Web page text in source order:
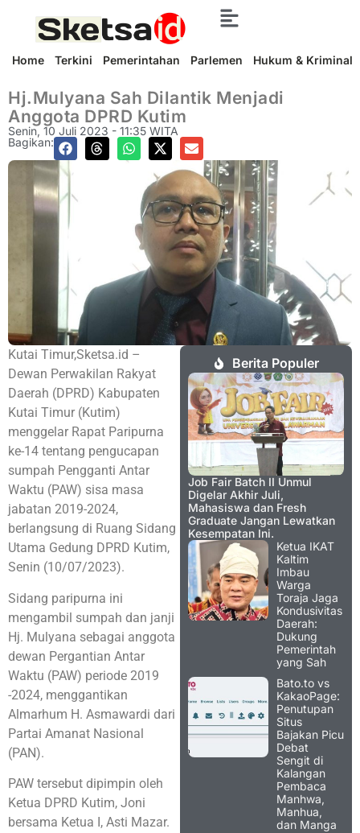
Home Terkini Pemerintahan Parlemen Hukum & Kriminal
Hj.Mulyana Sah Dilantik Menjadi
Anggota DPRD Kutim
Senin, 10 Juli 2023 - 11:35 WITA
Bagikan:
Kutai Timur,Sketsa.id –
Dewan Perwakilan Rakyat
Daerah (DPRD) Kabupaten
Kutai Timur (Kutim)
menggelar Rapat Paripurna
ke-14 tentang pengucapan
sumpah Pengganti Antar
Waktu (PAW) sisa masa
jabatan 2019-2024,
berlangsung di Ruang Sidang
Utama Gedung DPRD Kutim,
Senin (10/07/2023).
Sidang paripurna ini
mengambil sumpah dan janji
Hj. Mulyana sebagai anggota
dewan Pergantian Antar
Waktu (PAW) periode 2019
-2024, menggantikan
Almarhum H. Asmawardi dari
Partai Amanat Nasional
(PAN).
PAW tersebut dipimpin oleh
Ketua DPRD Kutim, Joni
bersama Ketua I, Asti Mazar.
Berita Populer
Job Fair Batch II Unmul
Digelar Akhir Juli,
Mahasiswa dan Fresh
Graduate Jangan Lewatkan
Kesempatan Ini.
Ketua IKAT
Kaltim
Imbau
Warga
Toraja Jaga
Kondusivitas
Daerah:
Dukung
Pemerintah
yang Sah
Bato.to vs
KakaoPage:
Penutupan
Situs
Bajakan Picu
Debat
Sengit di
Kalangan
Pembaca
Manhwa,
Manhua,
dan Manga